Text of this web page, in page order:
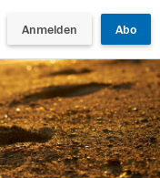
Anmelden Abo